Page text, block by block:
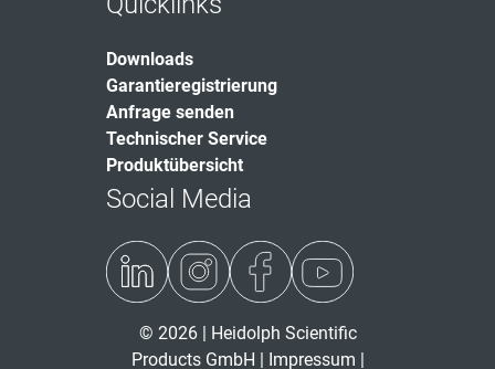
Downloads
Garantieregistrierung
Anfrage senden
Technischer Service
Produktübersicht
Social Media
© 2026 | Heidolph Scientific
Products GmbH | Impressum |